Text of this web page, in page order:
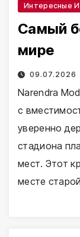
Интересные
Самый
мире
09.07.2026
Narendra
с
уверенно
стадиона
мест. Этот
месте